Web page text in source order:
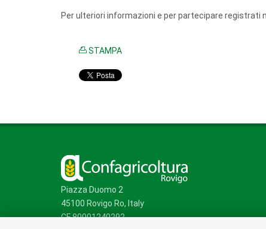
Per ulteriori informazioni e per partecipare registrati
STAMPA
Piazza Duomo 2
45100 Rovigo Ro, Italy
CF 80001240292